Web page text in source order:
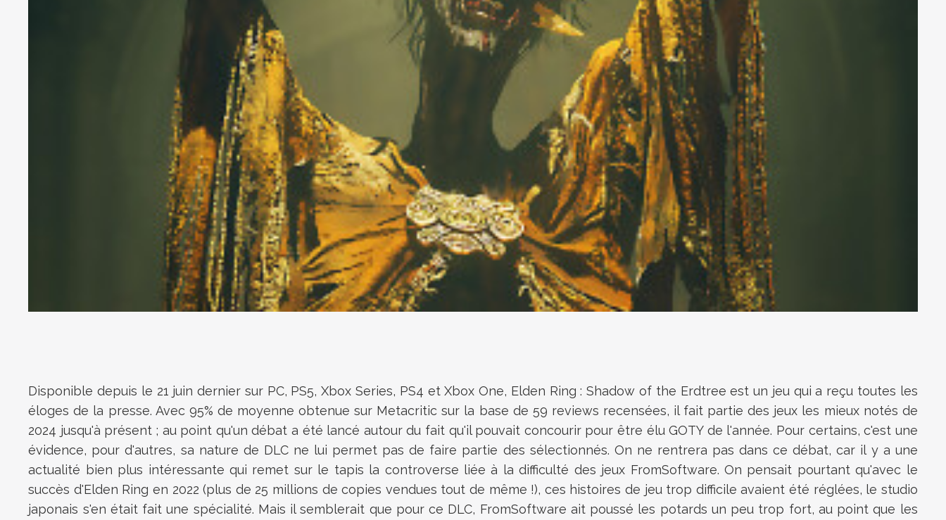
Disponible depuis le 21 juin dernier sur PC, PS5, Xbox Series, PS4 et Xbox One, Elden Ring : Shadow of the Erdtree est un jeu qui a reçu toutes les
éloges de la presse. Avec 95% de moyenne obtenue sur Metacritic sur la base de 59 reviews recensées, il fait partie des jeux les mieux notés de
2024 jusqu'à présent ; au point qu'un débat a été lancé autour du fait qu'il pouvait concourir pour être élu GOTY de l'année. Pour certains, c'est une
évidence, pour d'autres, sa nature de DLC ne lui permet pas de faire partie des sélectionnés. On ne rentrera pas dans ce débat, car il y a une
actualité bien plus intéressante qui remet sur le tapis la controverse liée à la difficulté des jeux FromSoftware. On pensait pourtant qu'avec le
succès d'Elden Ring en 2022 (plus de 25 millions de copies vendues tout de même !), ces histoires de jeu trop difficile avaient été réglées, le studio
japonais s'en était fait une spécialité. Mais il semblerait que pour ce DLC, FromSoftware ait poussé les potards un peu trop fort, au point que les